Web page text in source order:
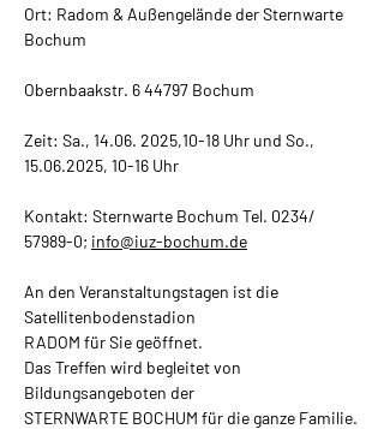
Ort: Radom & Außengelände der Sternwarte
Bochum
Obernbaakstr. 6 44797 Bochum
Zeit: Sa., 14.06. 2025,10-18 Uhr und So.,
15.06.2025, 10-16 Uhr
Kontakt: Sternwarte Bochum Tel. 0234/
57989-0; info@iuz-bochum.de
An den Veranstaltungstagen ist die
Satellitenbodenstadion
RADOM für Sie geöffnet.
Das Treffen wird begleitet von
Bildungsangeboten der
STERNWARTE BOCHUM für die ganze Familie.